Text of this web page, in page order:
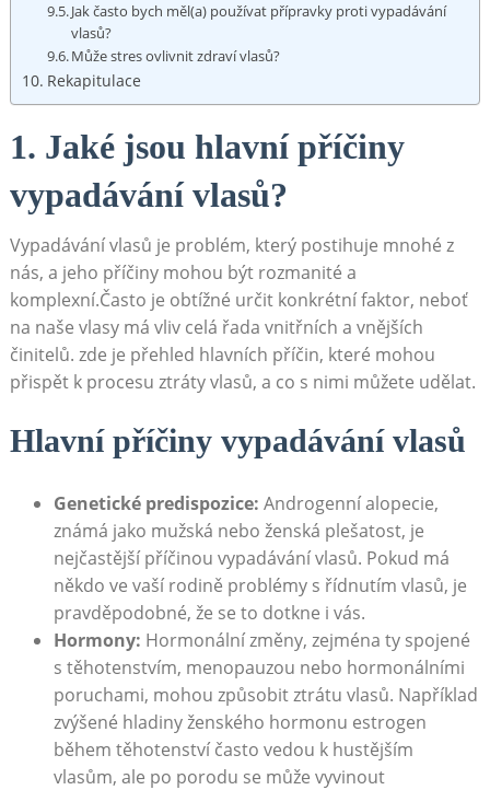
Jak často bych měl(a) používat přípravky proti vypadávání
vlasů?
Může stres ovlivnit zdraví vlasů?
Rekapitulace
1. Jaké jsou hlavní příčiny
vypadávání​ vlasů?
Vypadávání vlasů je problém,​ který postihuje⁢ mnohé z
nás, a jeho příčiny mohou být rozmanité a
komplexní.Často je obtížné ⁤určit konkrétní faktor,⁢ neboť
na naše vlasy má vliv celá řada ​vnitřních ​a vnějších
činitelů. zde je‍ přehled hlavních příčin, ​které mohou
přispět k procesu‍ ztráty vlasů, a co s nimi můžete udělat.
Hlavní příčiny vypadávání vlasů
Genetické predispozice: Androgenní‌ alopecie,
‍známá jako mužská nebo ⁣ženská plešatost, je
nejčastější příčinou vypadávání​ vlasů. Pokud má
někdo​ ve vaší rodině problémy s ⁤řídnutím vlasů,⁢ je
⁤pravděpodobné, ‍že se to dotkne i vás.
Hormony: Hormonální změny, zejména ty spojené
s těhotenstvím, menopauzou nebo hormonálními
poruchami,⁤ mohou ⁢způsobit ztrátu vlasů. Například
zvýšené hladiny ženského hormonu estrogen
během těhotenství často vedou k hustějším
vlasům, ale po porodu se může vyvinout